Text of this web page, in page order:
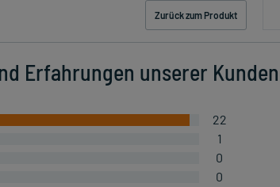
Zurück zum Produkt
Erfahrungen unserer Kunden
22
1
0
0